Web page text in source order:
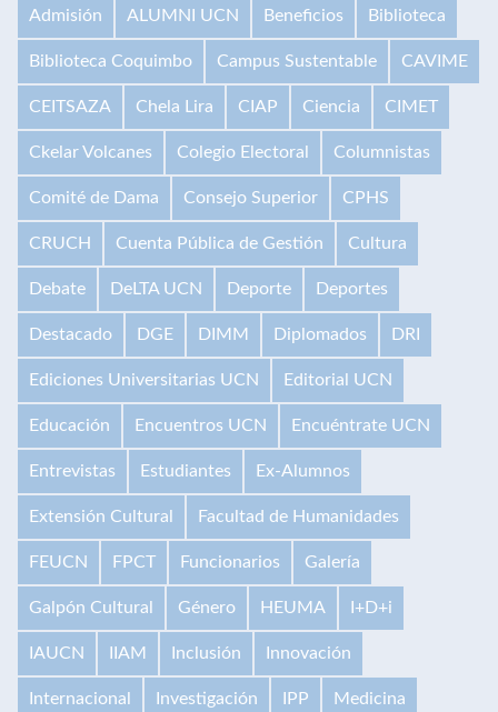
Admisión ALUMNI UCN Beneficios Biblioteca
Biblioteca Coquimbo Campus Sustentable CAVIME
CEITSAZA Chela Lira CIAP Ciencia CIMET
Ckelar Volcanes Colegio Electoral Columnistas
Comité de Dama Consejo Superior CPHS
CRUCH Cuenta Pública de Gestión Cultura
Debate DeLTA UCN Deporte Deportes
Destacado DGE DIMM Diplomados DRI
Ediciones Universitarias UCN Editorial UCN
Educación Encuentros UCN Encuéntrate UCN
Entrevistas Estudiantes Ex-Alumnos
Extensión Cultural Facultad de Humanidades
FEUCN FPCT Funcionarios Galería
Galpón Cultural Género HEUMA I+D+i
IAUCN IIAM Inclusión Innovación
Internacional Investigación IPP Medicina